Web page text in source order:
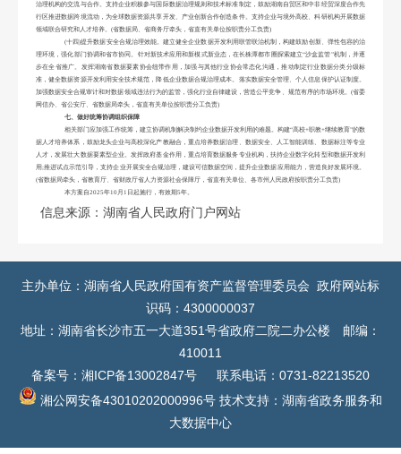
治理机构的交流与合作。支持企业积极参与国际数据治理规则和技术标准制定，鼓励湖南自贸区和中非经贸深度合作先
行区推进数据跨境流动，为全球数据资源共享开发、产业创新合作创造条件。支持企业与境外高校、科研机构开展数据
领域联合研究和人才培养。(省数据局、省商务厅牵头，省直有关单位按职责分工负责)
(十四)提升数据安全合规治理效能。建立健全企业数据开发利用联管联治机制，构建鼓励创新、弹性包容的治
理环境，强化部门协调和省市协同。针对新技术应用和新模式新业态，在长株潭都市圈探索建立“沙盒监管”机制，并逐
步在全省推广。发挥湖南省数据要素协会纽带作用，加强与其他行业协会常态化沟通，推动制定行业数据分类分级标
准，健全数据资源开发利用安全技术规范，降低企业数据合规治理成本。落实数据安全管理、个人信息保护认证制度。
加强数据安全合规审计和对数据领域违法行为的监管，强化行业自律建设，营造公平竞争、规范有序的市场环境。(省委
网信办、省公安厅、省数据局牵头，省直有关单位按职责分工负责)
七、做好统筹协调组织保障
相关部门应加强工作统筹，建立协调机制解决制约企业数据开发利用的难题。构建“高校+职教+继续教育”的数
据人才培养体系，鼓励龙头企业与高校深化产教融合，重点培养数据治理、数据安全、人工智能训练、数据标注等专业
人才，发展壮大数据要素型企业。发挥政府基金作用，重点培育数据服务专业机构，扶持企业数字化转型和数据开发利
用;推进试点示范引导，支持企业开展安全合规治理，建设可信数据空间，提升企业数据应用能力，营造良好发展环境。
(省数据局牵头，省教育厅、省财政厅省人力资源社会保障厅，省直有关单位、各市州人民政府按职责分工负责)
本方案自2025年10月1日起施行，有效期5年。
信息来源：湖南省人民政府门户网站
主办单位：湖南省人民政府国有资产监督管理委员会 政府网站标
识码：4300000037
地址：湖南省长沙市五一大道351号省政府二院二办公楼 邮编：
410011
备案号：湘ICP备13002847号 联系电话：0731-82213520
湘公网安备43010202000996号 技术支持：湖南省政务服务和
大数据中心